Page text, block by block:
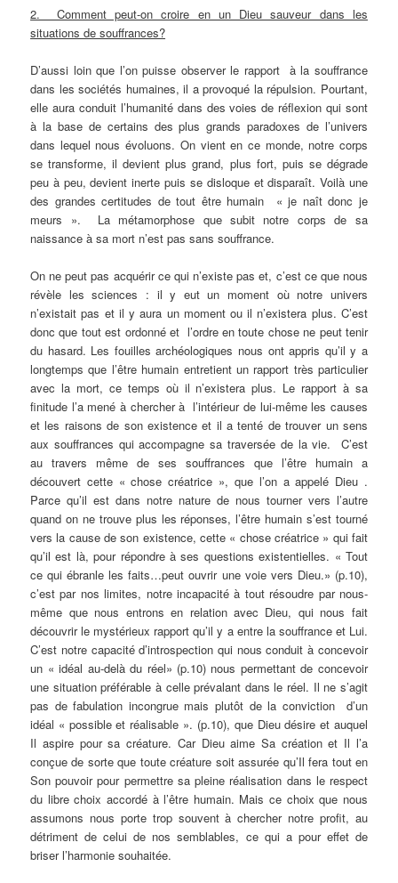
2. Comment peut-on croire en un Dieu sauveur dans les
situations de souffrances?
D’aussi loin que l’on puisse observer le rapport à la souffrance
dans les sociétés humaines, il a provoqué la répulsion. Pourtant,
elle aura conduit l’humanité dans des voies de réflexion qui sont
à la base de certains des plus grands paradoxes de l’univers
dans lequel nous évoluons. On vient en ce monde, notre corps
se transforme, il devient plus grand, plus fort, puis se dégrade
peu à peu, devient inerte puis se disloque et disparaît. Voilà une
des grandes certitudes de tout être humain « je naît donc je
meurs ». La métamorphose que subit notre corps de sa
naissance à sa mort n’est pas sans souffrance.
On ne peut pas acquérir ce qui n’existe pas et, c’est ce que nous
révèle les sciences : il y eut un moment où notre univers
n’existait pas et il y aura un moment ou il n’existera plus. C’est
donc que tout est ordonné et l’ordre en toute chose ne peut tenir
du hasard. Les fouilles archéologiques nous ont appris qu’il y a
longtemps que l’être humain entretient un rapport très particulier
avec la mort, ce temps où il n’existera plus. Le rapport à sa
finitude l’a mené à chercher à l’intérieur de lui-même les causes
et les raisons de son existence et il a tenté de trouver un sens
aux souffrances qui accompagne sa traversée de la vie. C’est
au travers même de ses souffrances que l’être humain a
découvert cette « chose créatrice », que l’on a appelé Dieu .
Parce qu’il est dans notre nature de nous tourner vers l’autre
quand on ne trouve plus les réponses, l’être humain s’est tourné
vers la cause de son existence, cette « chose créatrice » qui fait
qu’il est là, pour répondre à ses questions existentielles. « Tout
ce qui ébranle les faits…peut ouvrir une voie vers Dieu.» (p.10),
c’est par nos limites, notre incapacité à tout résoudre par nous-
même que nous entrons en relation avec Dieu, qui nous fait
découvrir le mystérieux rapport qu’il y a entre la souffrance et Lui.
C’est notre capacité d’introspection qui nous conduit à concevoir
un « idéal au-delà du réel» (p.10) nous permettant de concevoir
une situation préférable à celle prévalant dans le réel. Il ne s’agit
pas de fabulation incongrue mais plutôt de la conviction d’un
idéal « possible et réalisable ». (p.10), que Dieu désire et auquel
Il aspire pour sa créature. Car Dieu aime Sa création et Il l’a
conçue de sorte que toute créature soit assurée qu’Il fera tout en
Son pouvoir pour permettre sa pleine réalisation dans le respect
du libre choix accordé à l’être humain. Mais ce choix que nous
assumons nous porte trop souvent à chercher notre profit, au
détriment de celui de nos semblables, ce qui a pour effet de
briser l’harmonie souhaitée.